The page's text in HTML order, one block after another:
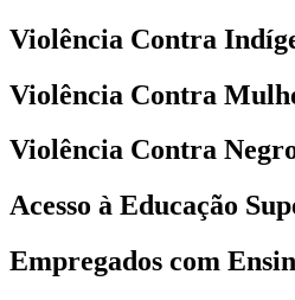
Violência Contra
Violência Contra
Violência Contra
Acesso à Educação
Empregados com